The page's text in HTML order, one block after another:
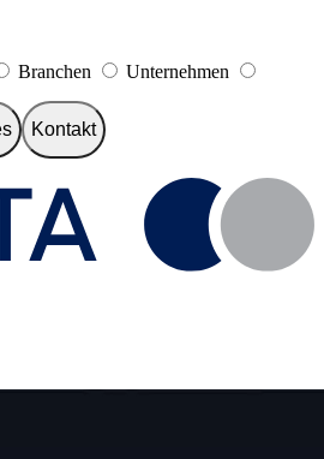
Branchen Unternehmen
Kontakt